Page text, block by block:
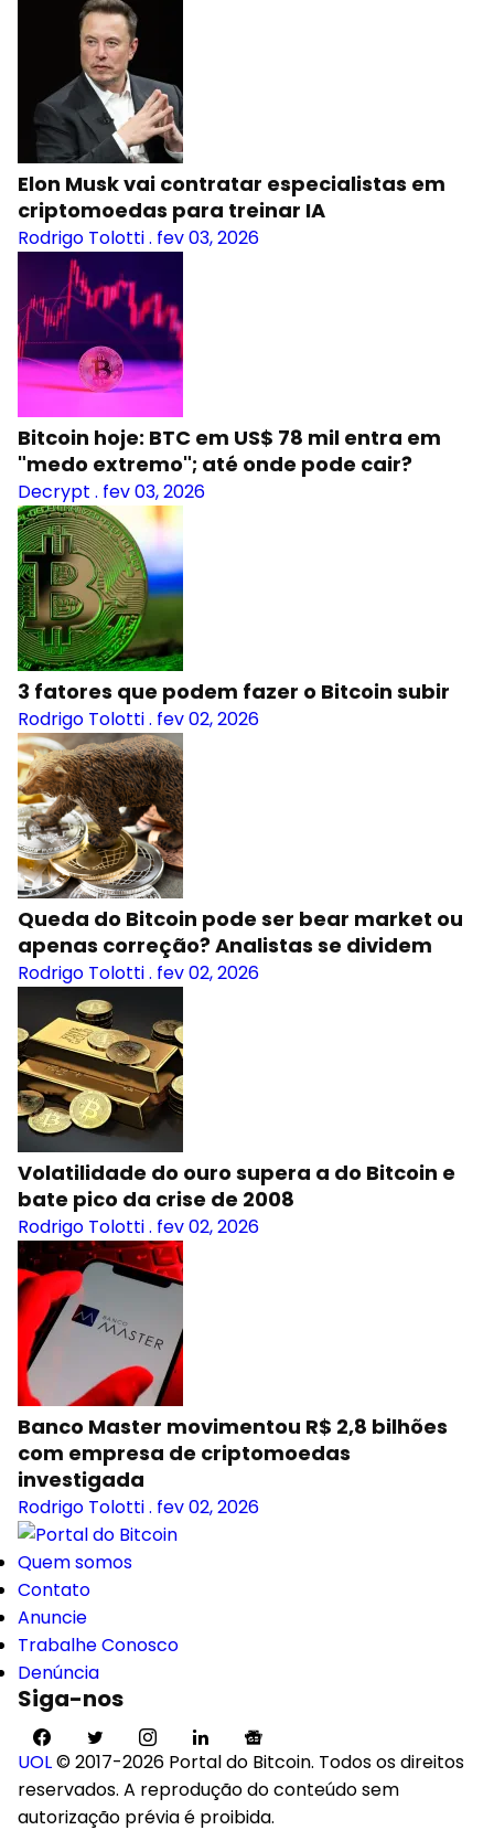
Elon Musk vai contratar especialistas em
criptomoedas para treinar IA
Rodrigo Tolotti. fev 03, 2026
Bitcoin hoje: BTC em US$ 78 mil entra em
"medo extremo"; até onde pode cair?
Decrypt . fev 03, 2026
3 fatores que podem fazer o Bitcoin subir
Rodrigo Tolotti. fev 02, 2026
Queda do Bitcoin pode ser bear market ou
apenas correção? Analistas se dividem
Rodrigo Tolotti. fev 02, 2026
Volatilidade do ouro supera a do Bitcoin e
bate pico da crise de 2008
Rodrigo Tolotti. fev 02, 2026
Banco Master movimentou R$ 2,8 bilhões
com empresa de criptomoedas
investigada
Rodrigo Tolotti. fev 02, 2026
Quem somos
Contato
Anuncie
Trabalhe Conosco
Denúncia
Siga-nos
UOL© 2017-2026 Portal do Bitcoin. Todos os direitos
reservados. A reprodução do conteúdo sem
autorização prévia é proibida.